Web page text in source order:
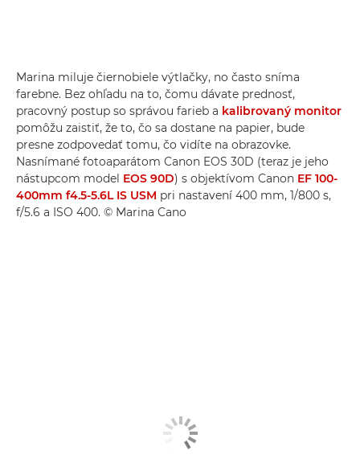
Marina miluje čiernobiele výtlačky, no často sníma
farebne. Bez ohľadu na to, čomu dávate prednosť,
pracovný postup so správou farieb a kalibrovaný monitor
pomôžu zaistiť, že to, čo sa dostane na papier, bude
presne zodpovedať tomu, čo vidíte na obrazovke.
Nasnímané fotoaparátom Canon EOS 30D (teraz je jeho
nástupcom model EOS 90D) s objektívom Canon EF 100-
400mm f4.5-5.6L IS USM pri nastavení 400 mm, 1/800 s,
f/5.6 a ISO 400. © Marina Cano